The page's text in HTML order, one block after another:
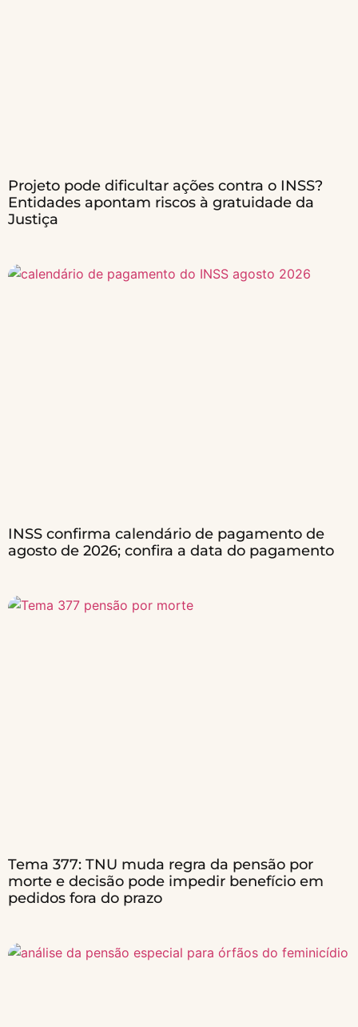
Projeto pode dificultar ações contra o INSS?
Entidades apontam riscos à gratuidade da
Justiça
INSS confirma calendário de pagamento de
agosto de 2026; confira a data do pagamento
Tema 377: TNU muda regra da pensão por
morte e decisão pode impedir benefício em
pedidos fora do prazo